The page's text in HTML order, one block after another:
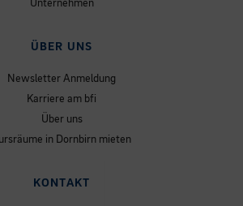
Unternehmen
ÜBER UNS
Newsletter Anmeldung
Karriere am bfi
Über uns
in Dornbirn mieten
KONTAKT